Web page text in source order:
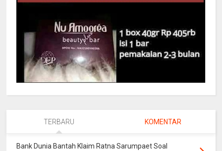
TERBARU KOMENTAR
Bank Dunia Bantah Klaim Ratna Sarumpaet Soal